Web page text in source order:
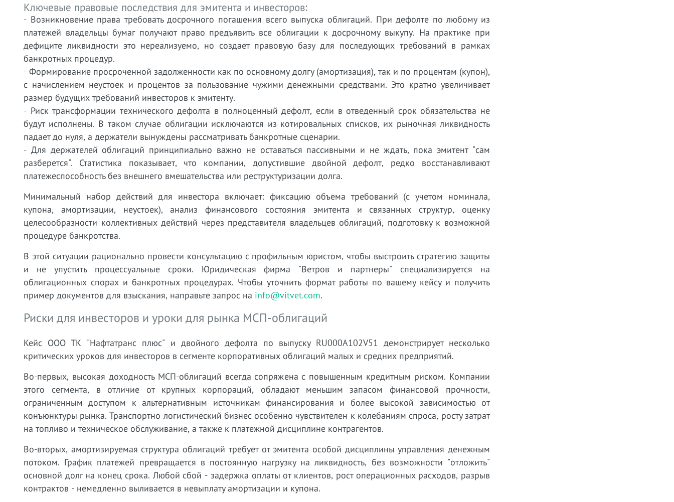
Ключевые правовые последствия для эмитента и инвесторов:
- Возникновение права требовать досрочного погашения всего выпуска облигаций. При дефолте по любому из
платежей владельцы бумаг получают право предъявить все облигации к досрочному выкупу. На практике при
дефиците ликвидности это нереализуемо, но создает правовую базу для последующих требований в рамках
банкротных процедур.
- Формирование просроченной задолженности как по основному долгу (амортизация), так и по процентам (купон),
с начислением неустоек и процентов за пользование чужими денежными средствами. Это кратно увеличивает
размер будущих требований инвесторов к эмитенту.
- Риск трансформации технического дефолта в полноценный дефолт, если в отведенный срок обязательства не
будут исполнены. В таком случае облигации исключаются из котировальных списков, их рыночная ликвидность
падает до нуля, а держатели вынуждены рассматривать банкротные сценарии.
- Для держателей облигаций принципиально важно не оставаться пассивными и не ждать, пока эмитент "сам
разберется". Статистика показывает, что компании, допустившие двойной дефолт, редко восстанавливают
платежеспособность без внешнего вмешательства или реструктуризации долга.
Минимальный набор действий для инвестора включает: фиксацию объема требований (с учетом номинала,
купона, амортизации, неустоек), анализ финансового состояния эмитента и связанных структур, оценку
целесообразности коллективных действий через представителя владельцев облигаций, подготовку к возможной
процедуре банкротства.
В этой ситуации рационально провести консультацию с профильным юристом, чтобы выстроить стратегию защиты
и не упустить процессуальные сроки. Юридическая фирма "Ветров и партнеры" специализируется на
облигационных спорах и банкротных процедурах. Чтобы уточнить формат работы по вашему кейсу и получить
пример документов для взыскания, направьте запрос на info@vitvet.com.
Риски для инвесторов и уроки для рынка МСП-облигаций
Кейс ООО ТК "Нафтатранс плюс" и двойного дефолта по выпуску RU000A102V51 демонстрирует несколько
критических уроков для инвесторов в сегменте корпоративных облигаций малых и средних предприятий.
Во-первых, высокая доходность МСП-облигаций всегда сопряжена с повышенным кредитным риском. Компании
этого сегмента, в отличие от крупных корпораций, обладают меньшим запасом финансовой прочности,
ограниченным доступом к альтернативным источникам финансирования и более высокой зависимостью от
конъюнктуры рынка. Транспортно-логистический бизнес особенно чувствителен к колебаниям спроса, росту затрат
на топливо и техническое обслуживание, а также к платежной дисциплине контрагентов.
Во-вторых, амортизируемая структура облигаций требует от эмитента особой дисциплины управления денежным
потоком. График платежей превращается в постоянную нагрузку на ликвидность, без возможности "отложить"
основной долг на конец срока. Любой сбой - задержка оплаты от клиентов, рост операционных расходов, разрыв
контрактов - немедленно выливается в невыплату амортизации и купона.